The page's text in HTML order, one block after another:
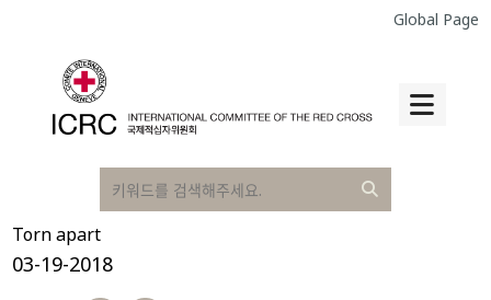
Global Page
Torn apart
03-19-2018